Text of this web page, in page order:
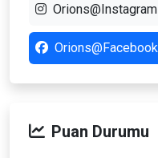
Orions@Instagram
Orions@Facebook
Puan Durumu